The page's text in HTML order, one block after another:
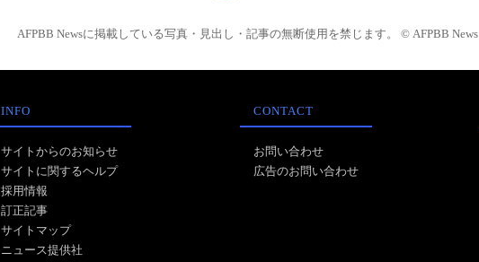
AFPBB Newsに掲載している写真・見出し・記事の無断使用を禁じます。 © AFPBB News
INFO
サイトからのお知らせ
サイトに関するヘルプ
採用情報
訂正記事
サイトマップ
ニュース提供社
CONTACT
お問い合わせ
広告のお問い合わせ